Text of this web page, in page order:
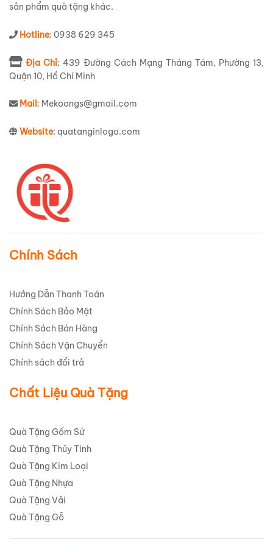
sản phẩm quà tặng khác.
Hotline: 0938 629 345
Địa Chỉ: 439 Đường Cách Mạng Tháng Tám, Phường 13,
Quận 10, Hồ Chí Minh
Mail : Mekoongs@gmail.com
Website: quatanginlogo.com
Chính Sách
Hướng Dẫn Thanh Toán
Chính Sách Bảo Mật
Chính Sách Bán Hàng
Chính Sách Vận Chuyển
Chính sách đổi trả
Chất Liệu Quà Tặng
Quà Tặng Gốm Sứ
Quà Tặng Thủy Tinh
Quà Tặng Kim Loại
Quà Tặng Nhựa
Quà Tặng Vải
Quà Tặng Gỗ